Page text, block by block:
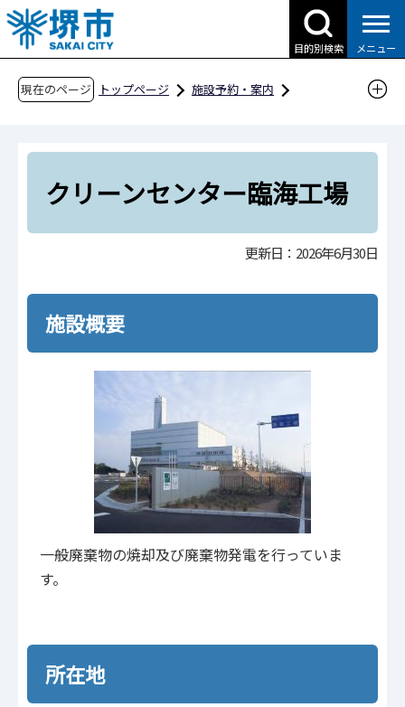
こ
の
ペ
目的別検索 メニュー
現在のページ トップページ
施設予約・案内
クリーンセンター臨海工場
クリーンセンター臨海工場
更新日：2026年6月30日
施設概要
一般廃棄物の焼却及び廃棄物発電を行っていま
す。
所在地